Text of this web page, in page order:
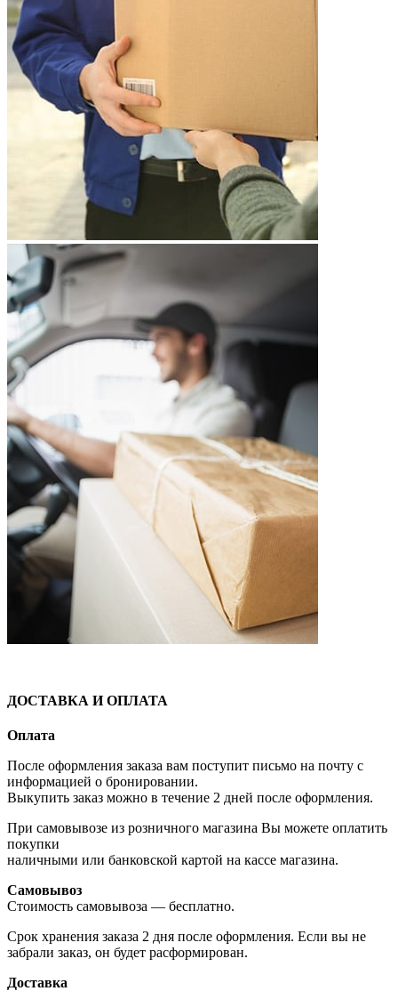
ДОСТАВКА И ОПЛАТА
Оплата
После оформления заказа вам поступит письмо на почту с
информацией о бронировании.
Выкупить заказ можно в течение 2 дней после оформления.
При самовывозе из розничного магазина Вы можете оплатить
покупки
наличными или банковской картой на кассе магазина.
Самовывоз
Стоимость самовывоза — бесплатно.
Срок хранения заказа 2 дня после оформления. Если вы не
забрали заказ, он будет расформирован.
Доставка